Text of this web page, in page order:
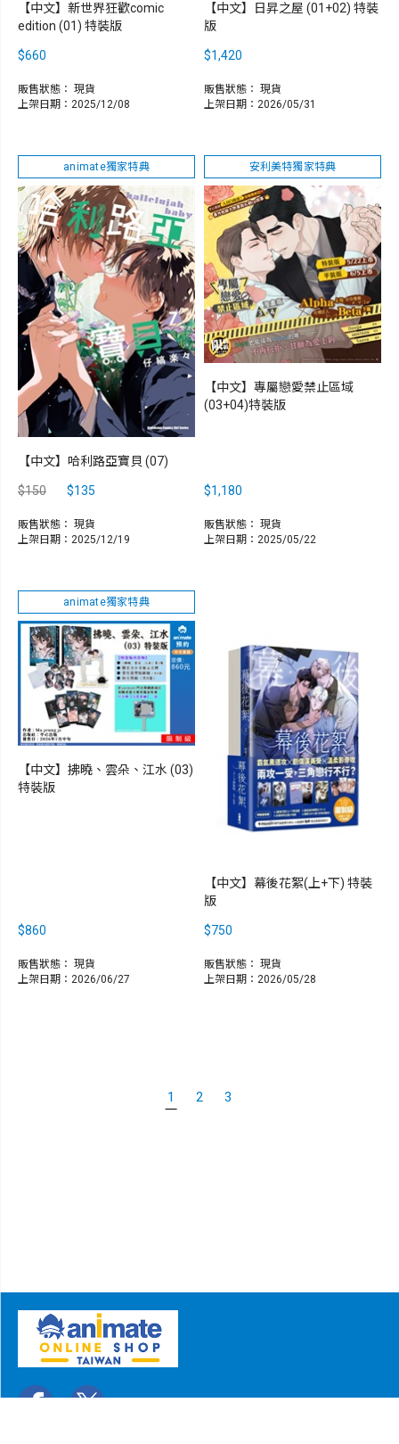
【中文】新世界狂歡comic
edition (01) 特裝版
$660
販售狀態： 現貨
上架日期：2025/12/08
【中文】日昇之屋 (01+02) 特裝
版
$1,420
販售狀態： 現貨
上架日期：2026/05/31
animate獨家特典
【中文】哈利路亞寶貝 (07)
$150 $135
販售狀態： 現貨
上架日期：2025/12/19
安利美特獨家特典
【中文】專屬戀愛禁止區域
(03+04)特裝版
$1,180
販售狀態： 現貨
上架日期：2025/05/22
animate獨家特典
【中文】拂曉、雲朵、江水 (03)
特裝版
$860
販售狀態： 現貨
上架日期：2026/06/27
【中文】幕後花絮(上+下) 特裝
版
$750
販售狀態： 現貨
上架日期：2026/05/28
1 2 3